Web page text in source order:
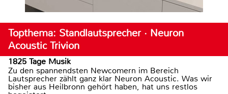
Topthema: Standlautsprecher · Neuron
Acoustic Trivion
1825 Tage Musik
Zu den spannendsten Newcomern im Bereich
Lautsprecher zählt ganz klar Neuron Acoustic. Was wir
bisher aus Heilbronn gehört haben, hat uns restlos